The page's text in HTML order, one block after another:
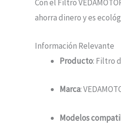
Con el Filtro
ahorra dinero y es
Información Relevante
Producto: Filtro
Marca:
Modelos